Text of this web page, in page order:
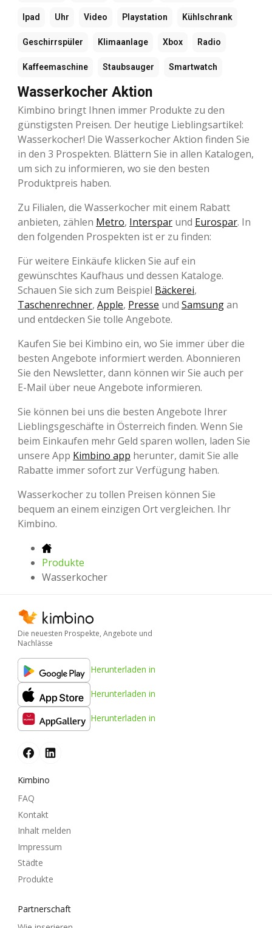
Ipad Uhr Video Playstation Kühlschrank
Geschirrspüler Klimaanlage Xbox Radio
Kaffeemaschine Staubsauger Smartwatch
Wasserkocher Aktion
Kimbino bringt Ihnen immer Produkte zu den
günstigsten Preisen. Der heutige Lieblingsartikel:
Wasserkocher! Die Wasserkocher Aktion finden Sie
in den 3 Prospekten. Blättern Sie in allen Katalogen,
um sich zu informieren, wo sie den besten
Produktpreis haben.
Zu Filialen, die Wasserkocher mit einem Rabatt
anbieten, zählen Metro, Interspar und Eurospar. In
den folgenden Prospekten ist er zu finden:
Für weitere Einkäufe klicken Sie auf ein
gewünschtes Kaufhaus und dessen Kataloge.
Schauen Sie sich zum Beispiel Bäckerei,
Taschenrechner, Apple, Presse und Samsungan
und entdecken Sie tolle Angebote.
Kaufen Sie bei Kimbino ein, wo Sie immer über die
besten Angebote informiert werden. Abonnieren
Sie den Newsletter, dann können wir Sie auch per
E-Mail über neue Angebote informieren.
Sie können bei uns die besten Angebote Ihrer
Lieblingsgeschäfte in Österreich finden. Wenn Sie
beim Einkaufen mehr Geld sparen wollen, laden Sie
unsere App Kimbino app herunter, damit Sie alle
Rabatte immer sofort zur Verfügung haben.
Wasserkocher zu tollen Preisen können Sie
bequem an einem einzigen Ort vergleichen. Ihr
Kimbino.
Produkte
Wasserkocher
Die neuesten Prospekte, Angebote und
Nachlässe
Herunterladen in
Herunterladen in
Herunterladen in
Kimbino
FAQ
Kontakt
Inhalt melden
Impressum
Städte
Produkte
Partnerschaft